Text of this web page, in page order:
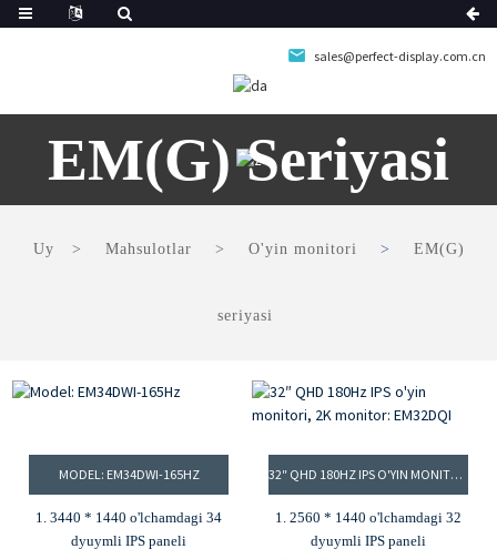
sales@perfect-display.com.cn
EM(G) Seriyasi
Uy Mahsulotlar O'yin monitori EM(G)
seriyasi
MODEL: EM34DWI-165HZ
1. 3440 * 1440 o'lchamdagi 34
dyuymli IPS paneli
32″ QHD 180HZ IPS O'YIN MONITORI, 2K MONITOR: EM32DQI
1. 2560 * 1440 o'lchamdagi 32
dyuymli IPS paneli